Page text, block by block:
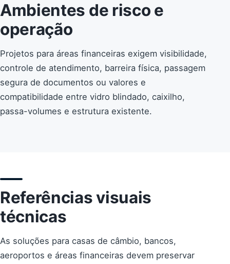
Ambientes de risco e
operação
Projetos para áreas financeiras exigem visibilidade,
controle de atendimento, barreira física, passagem
segura de documentos ou valores e
compatibilidade entre vidro blindado, caixilho,
passa-volumes e estrutura existente.
Referências visuais
técnicas
As soluções para casas de câmbio, bancos,
aeroportos e áreas financeiras devem preservar